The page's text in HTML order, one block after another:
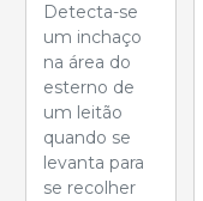
Detecta-se
um inchaço
na área do
esterno de
um leitão
quando se
levanta para
se recolher